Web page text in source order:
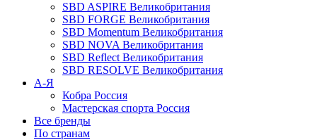
SBD ASPIRE Великобритания
SBD FORGE Великобритания
SBD Momentum Великобритания
SBD NOVA Великобритания
SBD Reflect Великобритания
SBD RESOLVE Великобритания
А-Я
Кобра Россия
Мастерская спорта Россия
Все бренды
По странам